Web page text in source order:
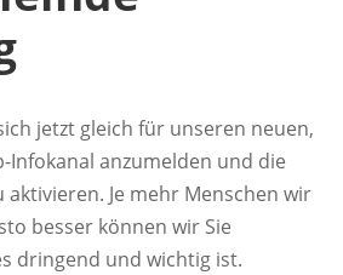
jetzt gleich für unseren neuen,
Infokanal anzumelden und die
aktivieren. Je mehr Menschen wir
besser können wir Sie
dringend und wichtig ist.